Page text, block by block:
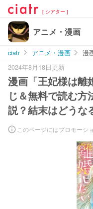
[ シアター ]
アニメ・漫画
ciatr アニメ・漫画
漫
2024年8月18日更新
漫画「王妃様は離
じ＆無料で読む方
説？結末はどうな
このページにはプロモーシ